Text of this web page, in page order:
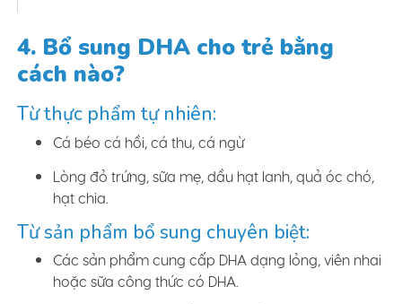
4. Bổ sung DHA cho trẻ bằng
cách nào?
Từ thực phẩm tự nhiên:
Cá béo cá hồi, cá thu, cá ngừ
Lòng đỏ trứng, sữa mẹ, dầu hạt lanh, quả óc chó,
hạt chia.
Từ sản phẩm bổ sung chuyên biệt:
Các sản phẩm cung cấp DHA dạng lỏng, viên nhai
hoặc sữa công thức có DHA.